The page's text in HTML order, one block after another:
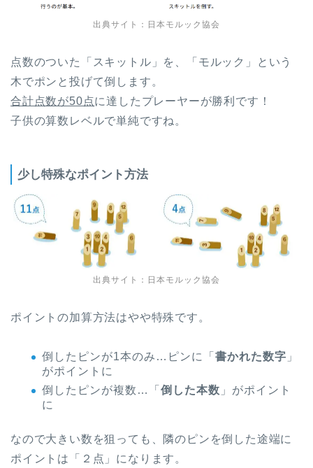
出典サイト： 日本モルック協会
点数のついた「スキットル」を、「モルック」という
木でポンと投げて倒します。
合計点数が50点に達したプレーヤーが勝利です！
子供の算数レベルで単純ですね。
少し特殊なポイント方法
出典サイト： 日本モルック協会
ポイントの加算方法はやや特殊です。
倒したピンが1本のみ…ピンに「 書かれた数字 」
がポイントに
倒したピンが複数…「 倒した本数 」がポイント
に
なので大きい数を狙っても、隣のピンを倒した途端に
ポイントは「２点」になります。